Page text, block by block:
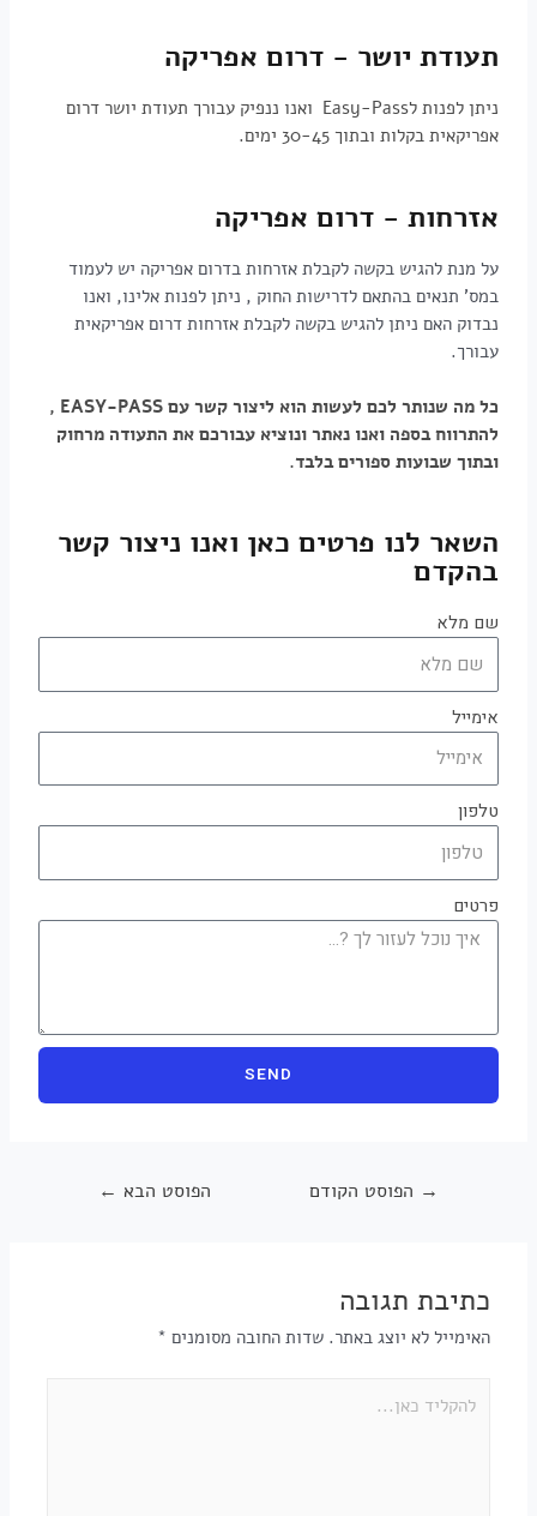
תעודת יושר - דרום אפריקה
ניתן לפנות לEasy-Pass ואנו ננפיק עבורך תעודת יושר דרום
אפריקאית בקלות ובתוך 30-45 ימים.
אזרחות - דרום אפריקה
על מנת להגיש בקשה לקבלת אזרחות בדרום אפריקה יש לעמוד
במס' תנאים בהתאם לדרישות החוק , ניתן לפנות אלינו, ואנו
נבדוק האם ניתן להגיש בקשה לקבלת אזרחות דרום אפריקאית
עבורך.
כל מה שנותר לכם לעשות הוא ליצור קשר עם EASY-PASS ,
להתרווח בספה ואנו נאתר ונוציא עבורכם את התעודה מרחוק
ובתוך שבועות ספורים בלבד.
השאר לנו פרטים כאן ואנו ניצור קשר
בהקדם
שם מלא
אימייל
טלפון
פרטים
SEND
→ הפוסט הקודם הפוסט הבא ←
כתיבת תגובה
האימייל לא יוצג באתר. שדות החובה מסומנים *